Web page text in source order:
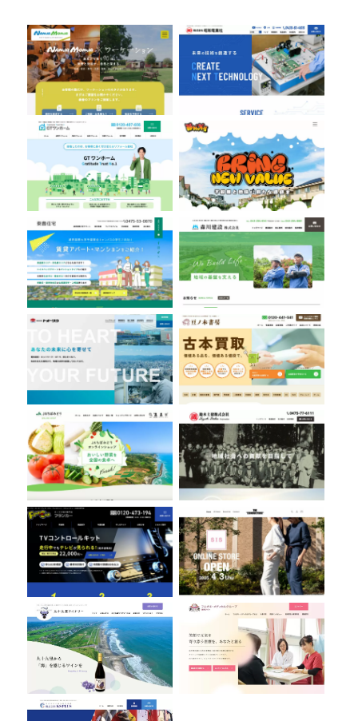
株式会社GTワンホーム 株式会社Bring
有限会社東豊住宅 森川建設株式会社
株式会社トオーツウ 豆ノ木書房
ちばみどり農業協同組合 鈴木土建株式会社
フランカー株式会社 THE CONDUCTORS
九十九里ワイナリー フルガキ・メディカルグループ
株式会社KS PLUS